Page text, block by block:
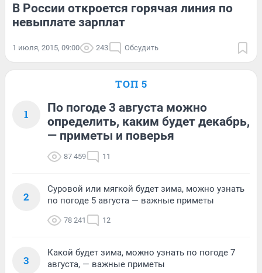
В России откроется горячая линия по
невыплате зарплат
1 июля, 2015, 09:00 243 Обсудить
ТОП 5
1
По погоде 3 августа можно
определить, каким будет декабрь,
— приметы и поверья
87 459 11
2
Суровой или мягкой будет зима, можно узнать
по погоде 5 августа — важные приметы
78 241 12
3
Какой будет зима, можно узнать по погоде 7
августа, — важные приметы